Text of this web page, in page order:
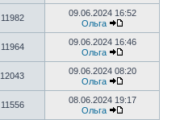
11982
09.06.2024 16:52
Ольга
11964
09.06.2024 16:46
Ольга
12043
09.06.2024 08:20
Ольга
11556
08.06.2024 19:17
Ольга